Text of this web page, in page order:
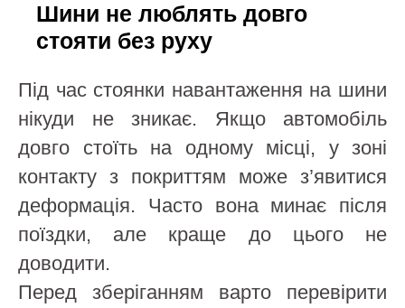
Шини не люблять довго
стояти без руху
Під час стоянки навантаження на шини
нікуди не зникає. Якщо автомобіль
довго стоїть на одному місці, у зоні
контакту з покриттям може з’явитися
деформація. Часто вона минає після
поїздки, але краще до цього не
доводити.
Перед зберіганням варто перевірити